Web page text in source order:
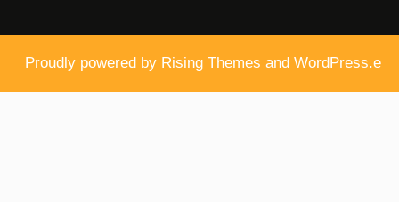
Proudly powered by Rising Themes and WordPress.e